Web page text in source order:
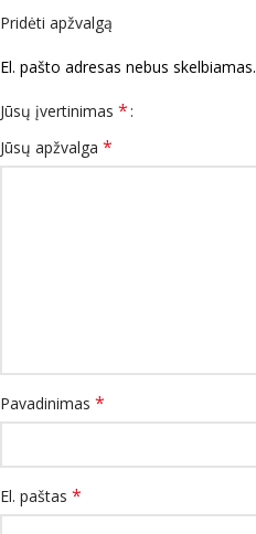
Pridėti apžvalgą
El. pašto adresas nebus skelbiamas.
Jūsų įvertinimas *
Jūsų apžvalga *
Pavadinimas *
El. paštas *